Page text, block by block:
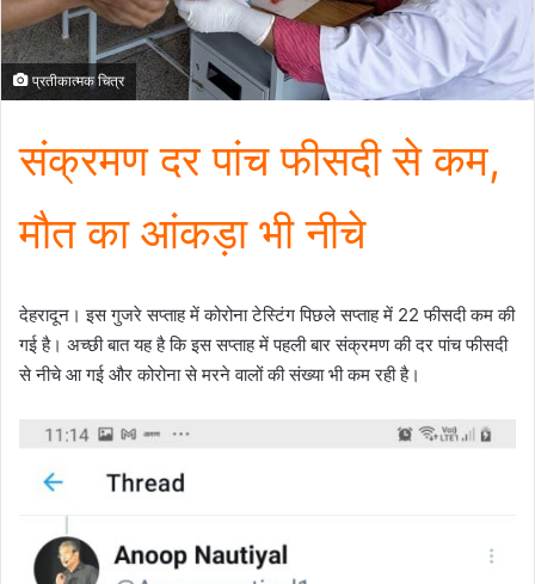
प्रतीकात्मक चित्र
संक्रमण दर पांच फीसदी से कम,
मौत का आंकड़ा भी नीचे
देहरादून। इस गुजरे सप्ताह में कोरोना टेस्टिंग पिछले सप्ताह में 22 फीसदी कम की
गई है। अच्छी बात यह है कि इस सप्ताह में पहली बार संक्रमण की दर पांच फीसदी
से नीचे आ गई और कोरोना से मरने वालों की संख्या भी कम रही है।